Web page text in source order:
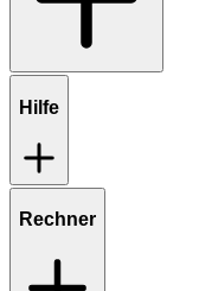
Hilfe
Rechner